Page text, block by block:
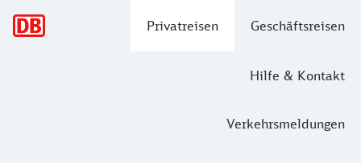
Privatreisen Geschäftsreisen
Hilfe & Kontakt
Verkehrsmeldungen